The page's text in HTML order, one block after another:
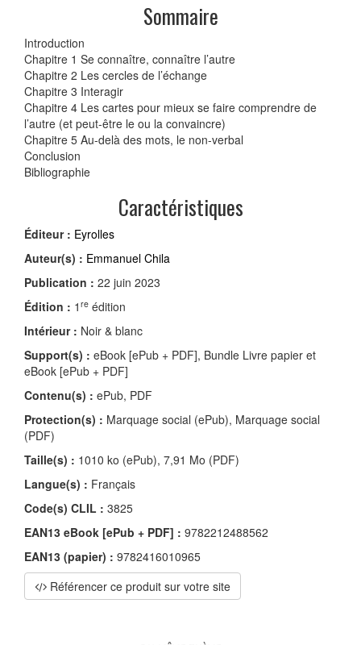
Sommaire
Introduction
Chapitre 1 Se connaître, connaître l’autre
Chapitre 2 Les cercles de l’échange
Chapitre 3 Interagir
Chapitre 4 Les cartes pour mieux se faire comprendre de
l’autre (et peut-être le ou la convaincre)
Chapitre 5 Au-delà des mots, le non-verbal
Conclusion
Bibliographie
Caractéristiques
Éditeur : Eyrolles
Auteur(s) : Emmanuel Chila
Publication : 22 juin 2023
Édition : 1 re édition
Intérieur : Noir & blanc
Support(s) : eBook [ePub + PDF], Bundle Livre papier et
eBook [ePub + PDF]
Contenu(s) : ePub, PDF
Protection(s) : Marquage social (ePub), Marquage social
(PDF)
Taille(s) : 1010 ko (ePub), 7,91 Mo (PDF)
Langue(s) : Français
Code(s) CLIL : 3825
EAN13 eBook [ePub + PDF] : 9782212488562
EAN13 (papier) : 9782416010965
Référencer ce produit sur votre site